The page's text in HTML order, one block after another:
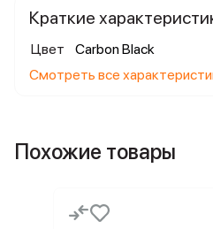
Краткие
Цвет
Carbon Black
Смотреть все
Похожие товары